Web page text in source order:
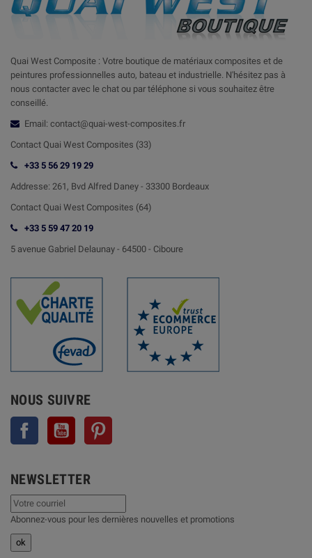
Quai West Composite : Votre boutique de matériaux composites et de
peintures professionnelles auto, bateau et industrielle. N'hésitez pas à
nous contacter avec le chat ou par téléphone si vous souhaitez être
conseillé.
Email: contact@quai-west-composites.fr
Contact Quai West Composites (33)
+33 5 56 29 19 29
Addresse: 261, Bvd Alfred Daney - 33300 Bordeaux
Contact Quai West Composites (64)
+33 5 59 47 20 19
5 avenue Gabriel Delaunay - 64500 - Ciboure
NOUS SUIVRE
Facebook YouTube
NEWSLETTER
Abonnez-vous pour les dernières nouvelles et promotions